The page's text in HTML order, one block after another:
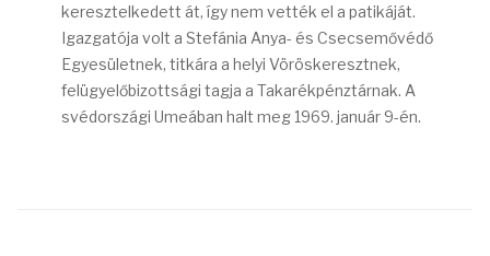
keresztelkedett át, így nem vették el a patikáját.
Igazgatója volt a Stefánia Anya- és Csecsemővédő
Egyesületnek, titkára a helyi Vöröskeresztnek,
felügyelőbizottsági tagja a Takarékpénztárnak. A
svédországi Umeában halt meg 1969. január 9-én.